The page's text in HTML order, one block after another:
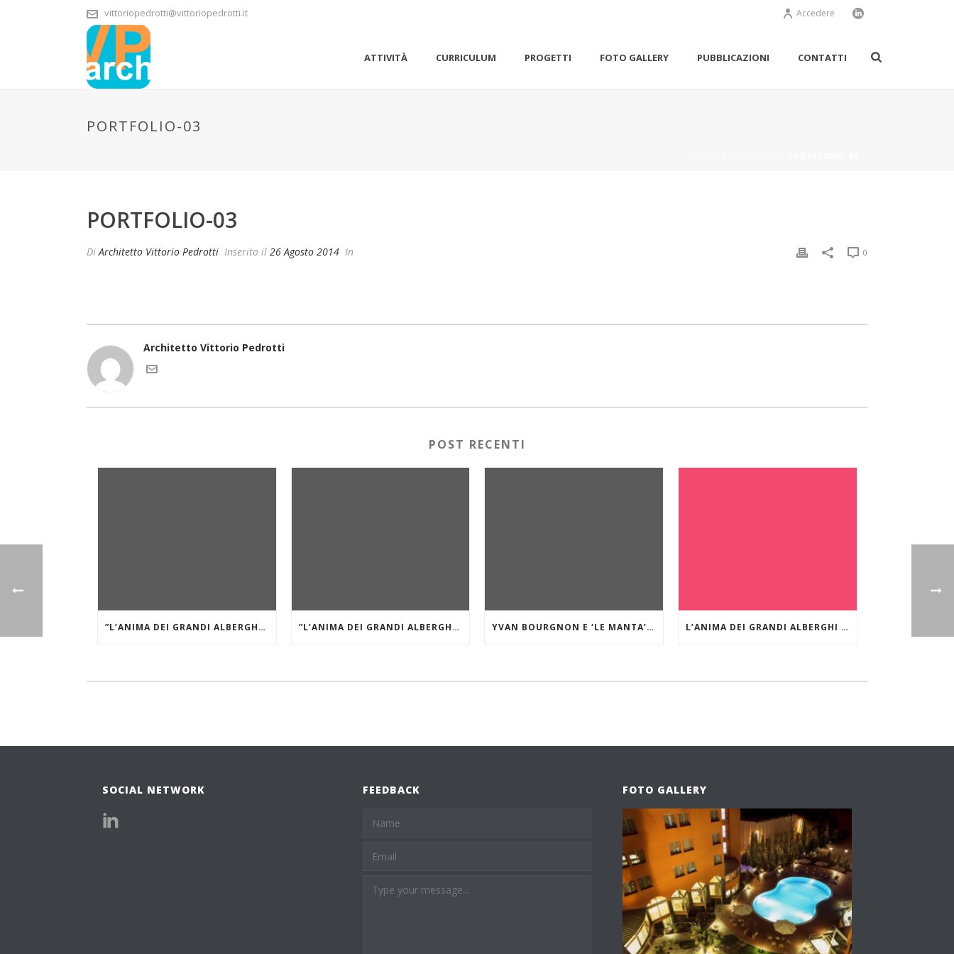
vittoriopedrotti@vittoriopedrotti.it Accedere
ATTIVITÀ CURRICULUM PROGETTI FOTO GALLERY PUBBLICAZIONI CONTATTI
PORTFOLIO-03
PORTFOLIO-03
DiArchitetto Vittorio Pedrotti Inserito il 26 Agosto 2014 In 0
Architetto Vittorio Pedrotti
POST RECENTI
”L’ANIMA DEI GRANDI ALBERGHI DI MARE E DEI LAGHI.” GRAND HÔTEL DES ILES BORROMÉES ”L’ANIMA DEI GRANDI ALBERGHI DI MARE E DEI LAGHI.” VILLA D’ESTE SUL LAGO DI COMO YVAN BOURGNON E ‘LE MANTA’: INTERVISTA AL GRANDE NAVIGATORE OCEANICO L’ANIMA DEI GRANDI ALBERGHI DI MARE E DEI LAGHI. IL GRAND HOTEL MIRAMARE DI SANTA MARGHERITA LIGURE
SOCIAL NETWORK FEEDBACK FOTO GALLERY